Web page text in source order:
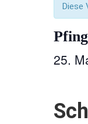
Diese
25.